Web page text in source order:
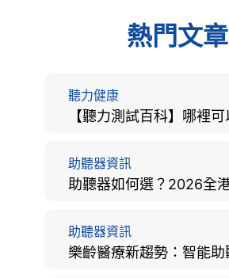
熱門文章
聽力健康
助聽器資訊
助聽器資訊